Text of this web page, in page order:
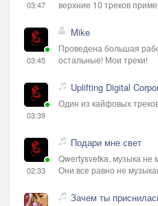
03:47
верхние 10 треков
03:45
Mike
Проведена большая
остальные! Мои треки!
03:39
Uplifting Digital
Один из кайфовых
02:33
Подари мне свет
Qwertysvetka, музыка не
Они все равно не
Зачем ты